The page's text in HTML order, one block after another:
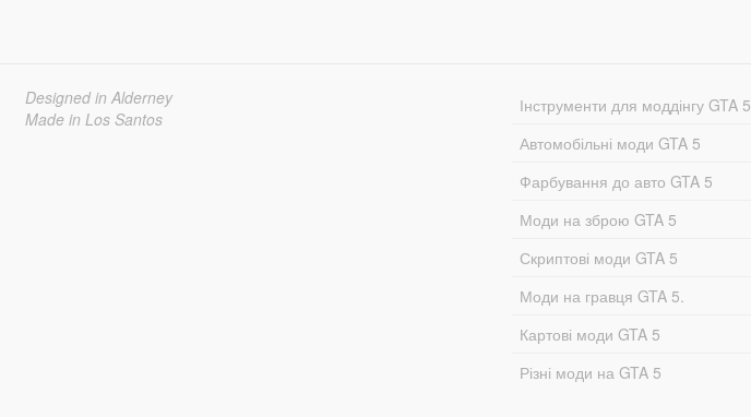
Designed in Alderney
Made in Los Santos
Інструменти для моддінгу GTA 5
Автомобільні моди GTA 5
Фарбування до авто GTA 5
Моди на зброю GTA 5
Скриптові моди GTA 5
Моди на гравця GTA 5.
Картові моди GTA 5
Різні моди на GTA 5